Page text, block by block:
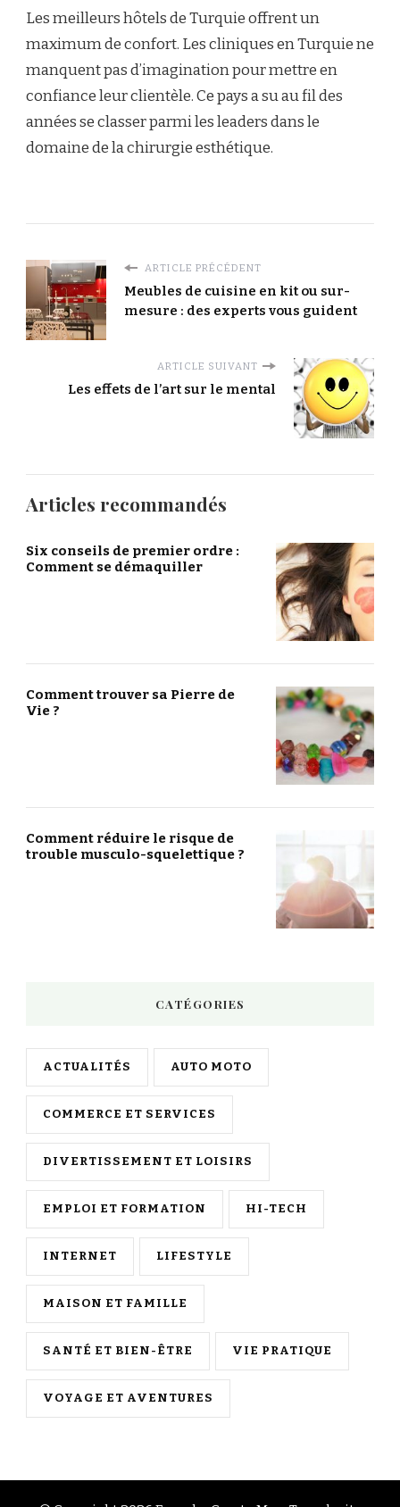
Les meilleurs hôtels de Turquie offrent un
maximum de confort. Les cliniques en Turquie ne
manquent pas d’imagination pour mettre en
confiance leur clientèle. Ce pays a su au fil des
années se classer parmi les leaders dans le
domaine de la chirurgie esthétique.
ARTICLE PRÉCÉDENT
Meubles de cuisine en kit ou sur-
mesure : des experts vous guident
ARTICLE SUIVANT
Les effets de l’art sur le mental
Articles recommandés
Six conseils de premier ordre :
Comment se démaquiller
Comment trouver sa Pierre de
Vie ?
Comment réduire le risque de
trouble musculo-squelettique ?
CATÉGORIES
ACTUALITÉS AUTO MOTO
COMMERCE ET SERVICES
DIVERTISSEMENT ET LOISIRS
EMPLOI ET FORMATION HI-TECH
INTERNET LIFESTYLE
MAISON ET FAMILLE
SANTÉ ET BIEN-ÊTRE VIE PRATIQUE
VOYAGE ET AVENTURES